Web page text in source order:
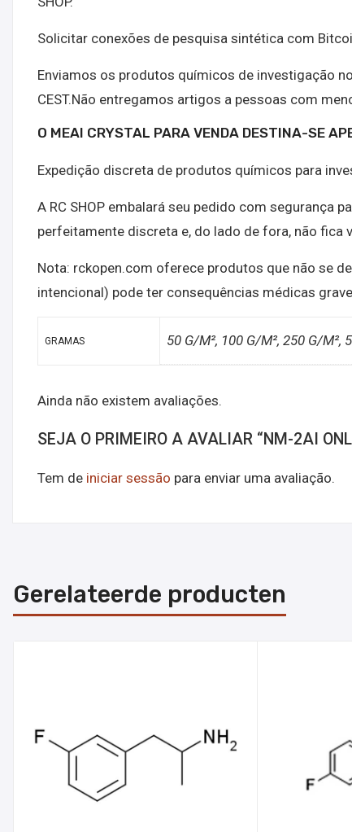
Solicitar conexões de pesquisa sintética com
Enviamos os produtos químicos de investigação
CEST.Não entregamos artigos a pessoas com
O MEAI CRYSTAL PARA VENDA DESTINA-SE
Expedição discreta de produtos químicos para
A RC SHOP embalará seu pedido com segurança
perfeitamente discreta e, do lado de fora, não fica
Nota: rckopen.com oferece produtos que não se
intencional) pode ter consequências médicas
GRAMAS 50 G/M², 100 G/M², 250 G/M²,
Ainda não existem avaliações.
SEJA O PRIMEIRO A AVALIAR “NM-2AI
Tem de iniciar sessão para enviar uma avaliação.
Gerelateerde producten